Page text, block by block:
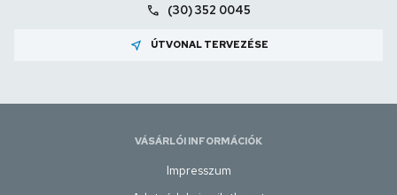
call (30) 352 0045
near_me ÚTVONAL TERVEZÉSE
VÁSÁRLÓI INFORMÁCIÓK
Impresszum